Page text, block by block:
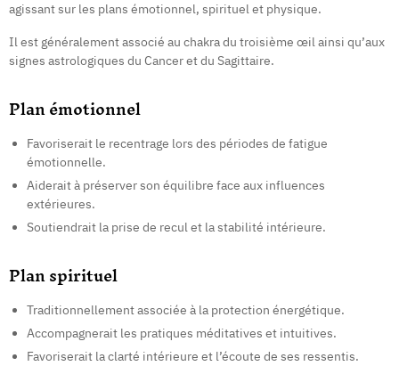
agissant sur les plans émotionnel, spirituel et physique.
Il est généralement associé au chakra du troisième œil ainsi qu’aux
signes astrologiques du Cancer et du Sagittaire.
Plan émotionnel
Favoriserait le recentrage lors des périodes de fatigue
émotionnelle.
Aiderait à préserver son équilibre face aux influences
extérieures.
Soutiendrait la prise de recul et la stabilité intérieure.
Plan spirituel
Traditionnellement associée à la protection énergétique.
Accompagnerait les pratiques méditatives et intuitives.
Favoriserait la clarté intérieure et l’écoute de ses ressentis.